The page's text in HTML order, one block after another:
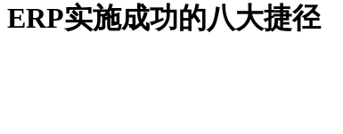
ERP实施成功的八大捷径